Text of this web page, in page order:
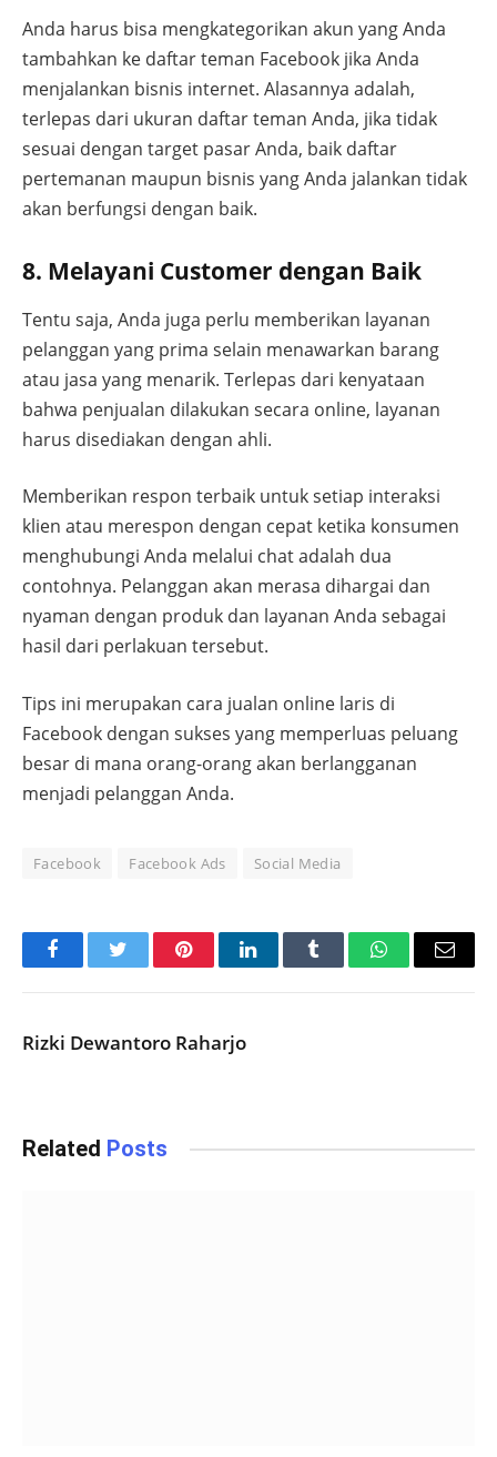
Anda harus bisa mengkategorikan akun yang Anda
tambahkan ke daftar teman Facebook jika Anda
menjalankan bisnis internet. Alasannya adalah,
terlepas dari ukuran daftar teman Anda, jika tidak
sesuai dengan target pasar Anda, baik daftar
pertemanan maupun bisnis yang Anda jalankan tidak
akan berfungsi dengan baik.
8. Melayani Customer dengan Baik
Tentu saja, Anda juga perlu memberikan layanan
pelanggan yang prima selain menawarkan barang
atau jasa yang menarik. Terlepas dari kenyataan
bahwa penjualan dilakukan secara online, layanan
harus disediakan dengan ahli.
Memberikan respon terbaik untuk setiap interaksi
klien atau merespon dengan cepat ketika konsumen
menghubungi Anda melalui chat adalah dua
contohnya. Pelanggan akan merasa dihargai dan
nyaman dengan produk dan layanan Anda sebagai
hasil dari perlakuan tersebut.
Tips ini merupakan cara jualan online laris di
Facebook dengan sukses yang memperluas peluang
besar di mana orang-orang akan berlangganan
menjadi pelanggan Anda.
Facebook Facebook Ads Social Media
FacebookTwitter PinterestLinkedInTumblr WhatsAppEmail
Rizki Dewantoro Raharjo
Related Posts